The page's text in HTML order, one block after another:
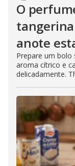
O
anote
Prepare um bolo
aroma cítrico e
delicadamente.